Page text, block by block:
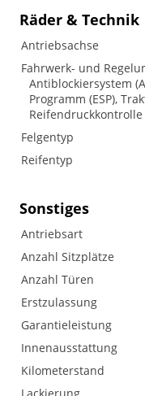
Räder & Technik
Antriebsachse
Fahrwerk- und
Antiblockiersystem
Programm (ESP),
Reifendruckkontrolle
Felgentyp
Reifentyp
Sonstiges
Antriebsart
Anzahl Sitzplätze
Anzahl Türen
Erstzulassung
Garantieleistung
Innenausstattung
Kilometerstand